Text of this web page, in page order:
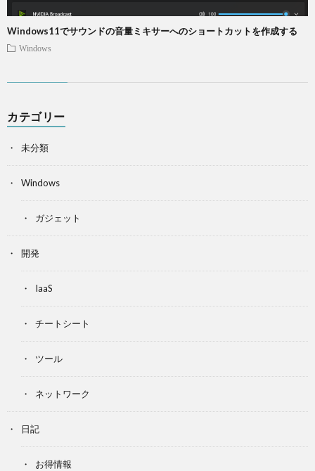
Windows11でサウンドの音量ミキサーへのショートカットを作成する
Windows
カテゴリー
未分類
Windows
ガジェット
開発
IaaS
チートシート
ツール
ネットワーク
日記
お得情報